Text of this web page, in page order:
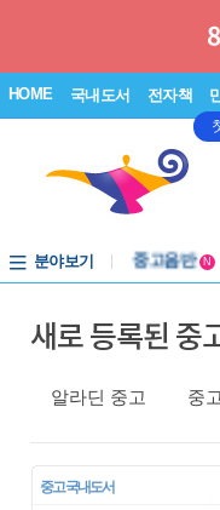
HOME 국내도서 전자책
분야보기
중고음반
중고음반
N
새로 등록된 중
알라딘 중고 중
중고 국내도서